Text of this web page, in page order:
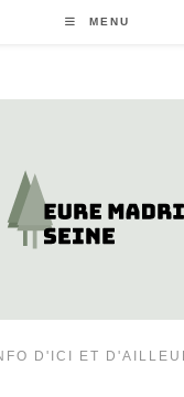
MENU
D'ICI ET